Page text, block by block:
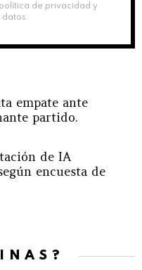
de privacidad y
datos.
empate ante
partido.
de IA
encuesta de